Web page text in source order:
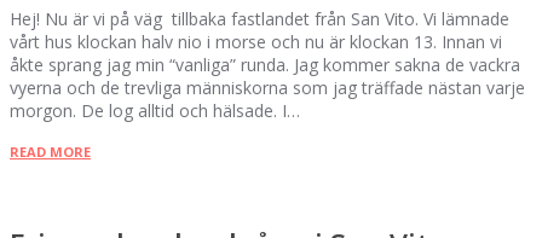
Hej! Nu är vi på väg tillbaka fastlandet från San Vito. Vi lämnade
vårt hus klockan halv nio i morse och nu är klockan 13. Innan vi
åkte sprang jag min “vanliga” runda. Jag kommer sakna de vackra
vyerna och de trevliga människorna som jag träffade nästan varje
morgon. De log alltid och hälsade. I…
READ MORE